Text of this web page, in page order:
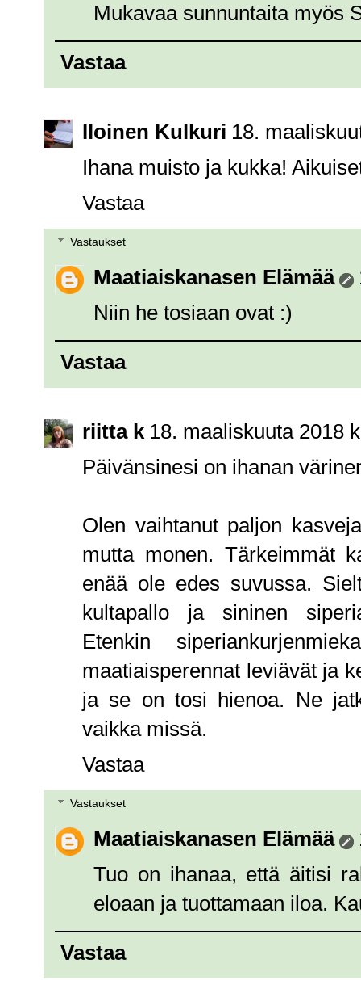
Mukavaa sunnuntaita myös
Vastaa
Iloinen Kulkuri 18.
Ihana muisto ja kukka!
Vastaa
Vastaukset
Maatiaiskanasen Elämää
Niin he tosiaan ovat :)
Vastaa
riitta k 18. maaliskuuta 2018
Päivänsinesi on ihanan
Olen vaihtanut paljon
mutta monen. Tärkeimmät
enää ole edes suvussa.
kultapallo ja sininen
Etenkin
maatiaisperennat leviävät ja
ja se on tosi hienoa. Ne
vaikka missä.
Vastaa
Vastaukset
Maatiaiskanasen Elämää
Tuo on ihanaa, että äitisi
eloaan ja tuottamaan iloa.
Vastaa